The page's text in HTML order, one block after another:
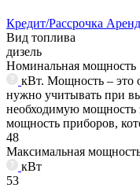
Кредит/Рассрочка
Вид топлива
дизель
Номинальная мощность
кВт. Мощность – это
нужно учитывать при
необходимую мощность
мощность приборов,
48
Максимальная
кВт
53